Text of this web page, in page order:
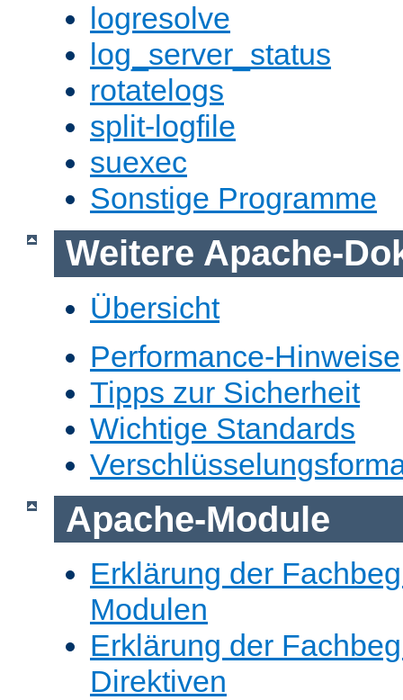
logresolve
log_server_status
rotatelogs
split-logfile
suexec
Sonstige Programme
Weitere Apache-
Übersicht
Performance-Hinweise
Tipps zur Sicherheit
Wichtige Standards
Apache-Module
Erklärung der
Modulen
Erklärung der
Direktiven